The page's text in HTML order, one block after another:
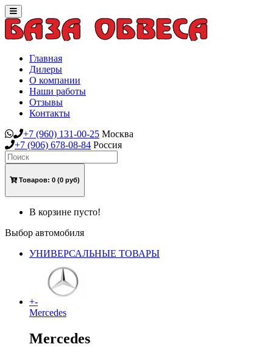
Toggle
navigation
Главная
Дилеры
О компании
Наши работы
Отзывы
Контакты
+7 (960) 131-00-25 Москва
+7 (906) 678-08-84 Россия
Товаров: 0 (0 руб)
В корзине пусто!
Выбор автомобиля
УНИВЕРСАЛЬНЫЕ ТОВАРЫ
+-
Mercedes
Mercedes